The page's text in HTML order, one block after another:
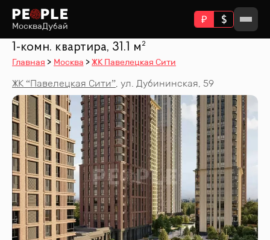
МоскваДубай
1-комн. квартира, 31.1 м²
Главная Москва ЖК Павелецкая Сити
ЖК “Павелецкая Сити”, ул. Дубининская, 59